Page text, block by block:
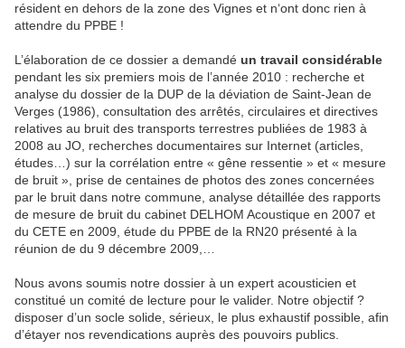
résident en dehors de la zone des Vignes et n‘ont donc rien à
attendre du PPBE !
L’élaboration de ce dossier a demandé un travail considérable
pendant les six premiers mois de l’année 2010 : recherche et
analyse du dossier de la DUP de la déviation de Saint-Jean de
Verges (1986), consultation des arrêtés, circulaires et directives
relatives au bruit des transports terrestres publiées de 1983 à
2008 au JO, recherches documentaires sur Internet (articles,
études…) sur la corrélation entre « gêne ressentie » et « mesure
de bruit », prise de centaines de photos des zones concernées
par le bruit dans notre commune, analyse détaillée des rapports
de mesure de bruit du cabinet DELHOM Acoustique en 2007 et
du CETE en 2009, étude du PPBE de la RN20 présenté à la
réunion de du 9 décembre 2009,…
Nous avons soumis notre dossier à un expert acousticien et
constitué un comité de lecture pour le valider. Notre objectif ?
disposer d’un socle solide, sérieux, le plus exhaustif possible, afin
d’étayer nos revendications auprès des pouvoirs publics.